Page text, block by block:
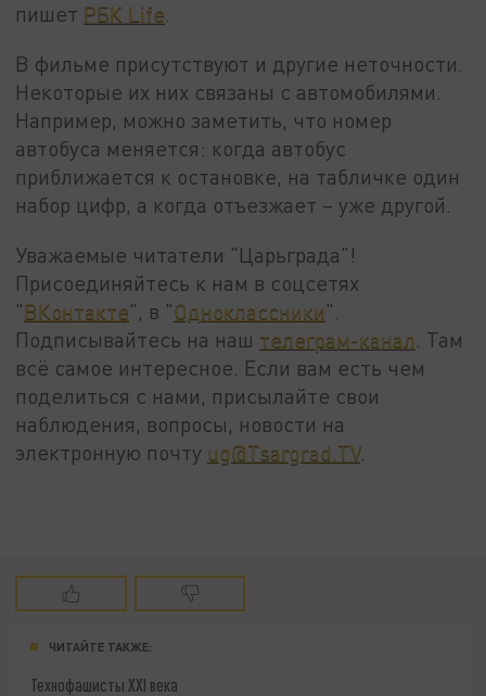
пишет РБК Life
В фильме присутствуют и другие неточности.
Некоторые их них связаны с автомобилями.
Например, можно заметить, что номер
автобуса меняется: когда автобус
приближается к остановке, на табличке один
набор цифр, а когда отъезжает – уже другой.
Уважаемые читатели "Царьграда"!
Присоединяйтесь к нам в соцсетях
"ВКонтакте", в "Одноклассники".
Подписывайтесь на наш телеграм-канал . Там
всё самое интересное. Если вам есть чем
поделиться с нами, присылайте свои
наблюдения, вопросы, новости на
электронную почту ug@Tsargrad.TV.
ЧИТАЙТЕ ТАКЖЕ:
Технофашисты XXI века